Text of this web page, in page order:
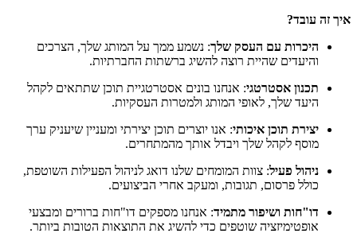
איך זה עובד?
היכרות עם העסק שלך: נשמע ממך על המותג שלך, הצרכים
והיעדים שהיית רוצה להשיג ברשתות החברתיות.
תכנון אסטרטגי: אנחנו בונים אסטרטגיית תוכן שתתאים לקהל
היעד שלך, לאופי המותג ולמטרות העסקיות.
יצירת תוכן איכותי: אנו יוצרים תוכן יצירתי ומעניין שיעניק ערך
מוסף לקהל שלך ויבדל אותך מהמתחרים.
ניהול פעיל: צוות המומחים שלנו דואג לניהול הפעילות השוטפת,
כולל פרסום, תגובות, ומעקב אחרי הביצועים.
דו"חות ושיפור מתמיד: אנחנו מספקים דו"חות ברורים ומבצעי
אופטימיזציה שוטפים כדי להשיג את התוצאות הטובות ביותר.